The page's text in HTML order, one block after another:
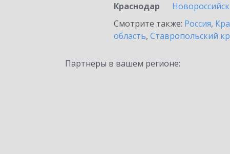
Краснодар
Новороссийск
Смотрите также: Россия,
область, Ставропольский
Партнеры в вашем регионе: